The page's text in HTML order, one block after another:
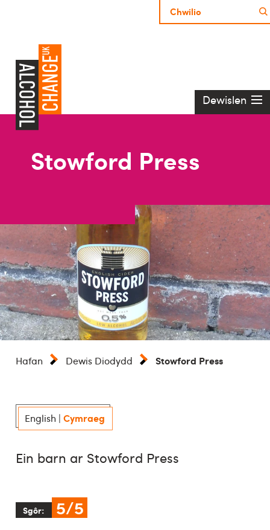
Dewislen
Stowford Press
Hafan Dewis Diodydd Stowford Press
English | Cymraeg
Ein barn ar Stowford Press
Sgôr: 5/5